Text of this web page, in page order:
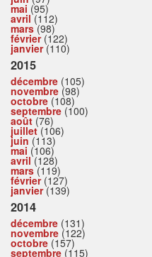
mai (95)
avril(112)
mars(98)
février(122)
janvier(110)
2015
décembre (105)
novembre (98)
octobre (108)
septembre (100)
août (76)
juillet(106)
juin (113)
mai (106)
avril(128)
mars(119)
février(127)
janvier(139)
2014
décembre (131)
novembre (122)
octobre (157)
septembre (115)